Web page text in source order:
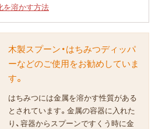
を溶かす方法
木製スプーン・はちみつディッパ
ーなどのご使用をお勧めしていま
す。
はちみつには金属を溶かす性質がある
とされています。金属の容器に入れた
り、容器からスプーンですくう時に金